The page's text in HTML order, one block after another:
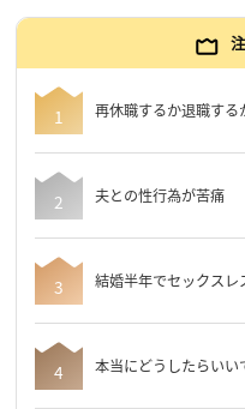
再休職するか退職する
夫との性行為が苦痛
結婚半年でセックスレ
本当にどうしたらいい